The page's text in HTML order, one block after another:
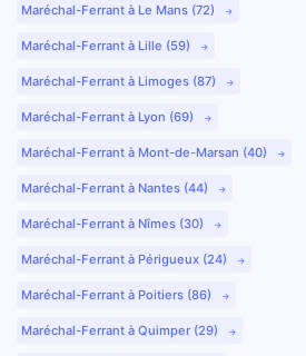
Maréchal-Ferrant à Le Mans (72)
Maréchal-Ferrant à Lille (59)
Maréchal-Ferrant à Limoges (87)
Maréchal-Ferrant à Lyon (69)
Maréchal-Ferrant à Mont-de-Marsan (40)
Maréchal-Ferrant à Nantes (44)
Maréchal-Ferrant à Nîmes (30)
Maréchal-Ferrant à Périgueux (24)
Maréchal-Ferrant à Poitiers (86)
Maréchal-Ferrant à Quimper (29)